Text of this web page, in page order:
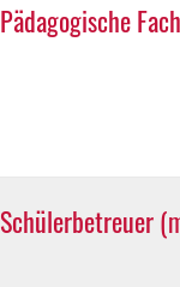
Pädagogische
Schülerbetreuer